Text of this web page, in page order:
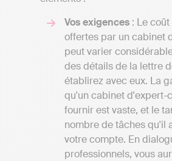
Vos exigences : Le
offertes par un cabinet
peut varier
des détails de la lettre
établirez avec eux. La
qu'un cabinet d'expert-
fournir est vaste, et le
nombre de tâches qu'il
votre compte. En
professionnels, vous